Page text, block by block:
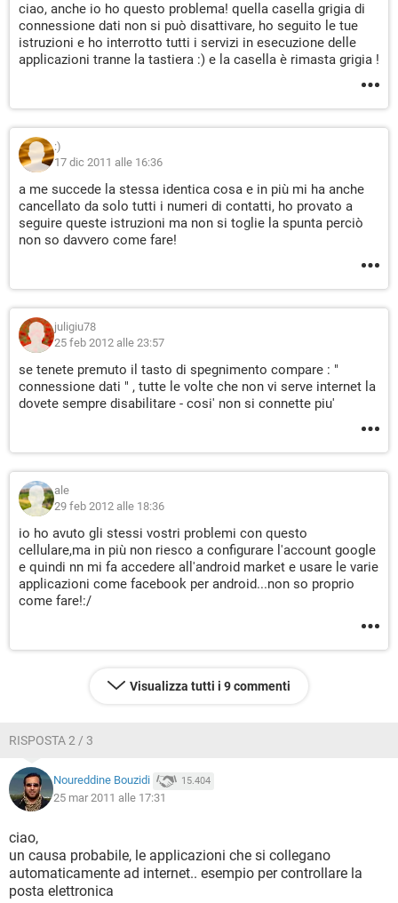
ciao, anche io ho questo problema! quella casella grigia di
connessione dati non si può disattivare, ho seguito le tue
istruzioni e ho interrotto tutti i servizi in esecuzione delle
applicazioni tranne la tastiera :) e la casella è rimasta grigia !
:)
17 dic 2011 alle 16:36
a me succede la stessa identica cosa e in più mi ha anche
cancellato da solo tutti i numeri di contatti, ho provato a
seguire queste istruzioni ma non si toglie la spunta perciò
non so davvero come fare!
juligiu78
25 feb 2012 alle 23:57
se tenete premuto il tasto di spegnimento compare : "
connessione dati " , tutte le volte che non vi serve internet la
dovete sempre disabilitare - cosi' non si connette piu'
ale
29 feb 2012 alle 18:36
io ho avuto gli stessi vostri problemi con questo
cellulare,ma in più non riesco a configurare l'account google
e quindi nn mi fa accedere all'android market e usare le varie
applicazioni come facebook per android...non so proprio
come fare!:/
Visualizza tutti i 9 commenti
RISPOSTA 2 / 3
Noureddine Bouzidi 15.404
25 mar 2011 alle 17:31
ciao,
un causa probabile, le applicazioni che si collegano
automaticamente ad internet.. esempio per controllare la
posta elettronica